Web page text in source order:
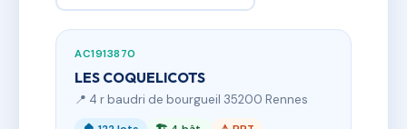
AC1913870
LES COQUELICOTS
📍 4 r baudri de bourgueil 35200 Rennes